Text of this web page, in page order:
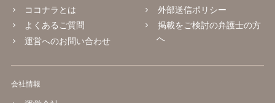
ココナラとは
よくあるご質問
運営へのお問い合わせ
外部送信ポリシー
掲載をご検討の弁護士の方
へ
会社情報